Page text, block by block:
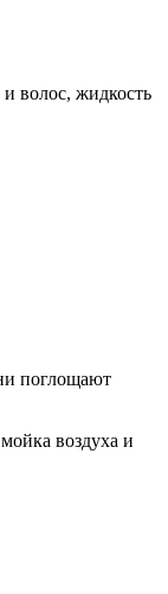
волос, жидкость
поглощают
воздуха и